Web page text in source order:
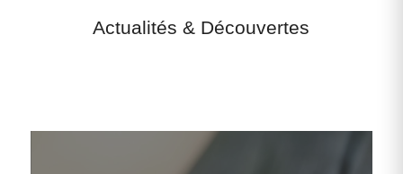
Actualités& Découvertes